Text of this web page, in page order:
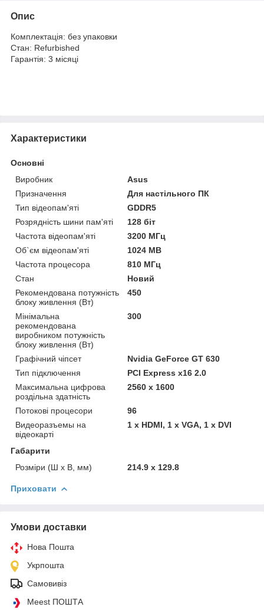
Опис
Комплектація: без упаковки
Стан: Refurbished
Гарантія: 3 місяці
Характеристики
Основні
Виробник
Asus
Призначення
Для настільного ПК
Тип відеопам'яті
GDDR5
Розрядність шини пам'яті
128 біт
Частота відеопам'яті
3200 МГц
Об`єм відеопам'яті
1024 MB
Частота процесора
810 МГц
Стан
Новий
Рекомендована потужність
блоку живлення (Вт)
450
Мінімальна
рекомендована
виробником потужність
блоку живлення (Вт)
300
Графічний чіпсет
Nvidia GeForce GT 630
Тип підключення
PCI Express x16 2.0
Максимальна цифрова
роздільна здатність
2560 x 1600
Потокові процесори
96
Видеоразъемы на
відеокарті
1 х HDMI, 1 x VGA, 1 x DVI
Габарити
Розміри (Ш х В, мм)
214.9 х 129.8
Приховати
Умови доставки
Нова Пошта
Укрпошта
Самовивіз
Meest ПОШТА